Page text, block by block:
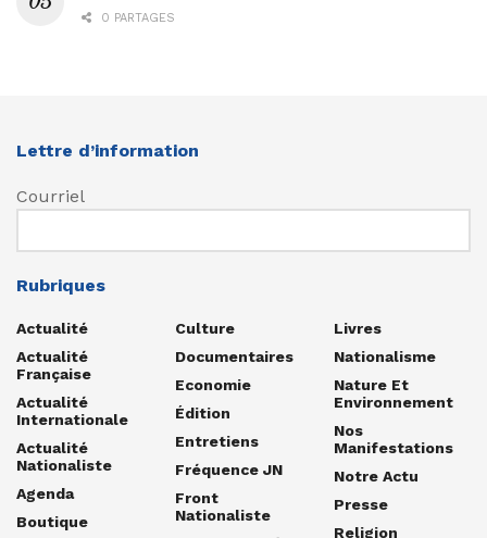
0 PARTAGES
Lettre d’information
Courriel
Rubriques
Actualité
Actualité
Française
Actualité
Internationale
Actualité
Nationaliste
Agenda
Boutique
Culture
Documentaires
Economie
Édition
Entretiens
Fréquence JN
Front
Nationaliste
Livres
Nationalisme
Nature Et
Environnement
Nos
Manifestations
Notre Actu
Presse
Religion